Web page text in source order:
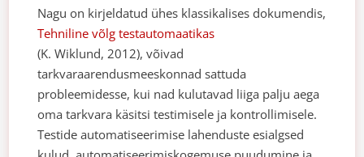
Nagu on kirjeldatud ühes klassikalises dokumendis,
Tehniline võlg testautomaatikas
(K. Wiklund, 2012), võivad
tarkvaraarendusmeeskonnad sattuda
probleemidesse, kui nad kulutavad liiga palju aega
oma tarkvara käsitsi testimisele ja kontrollimisele.
Testide automatiseerimise lahenduste esialgsed